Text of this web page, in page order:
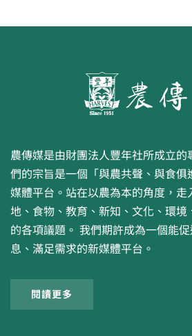
農傳媒是由財團法人豐年社所成立
們的宗旨是一個「與農共聲、與食
媒體平台。站在以農為本的角度，
地、食物、教育、新知、文化、環
的各項議題。 我們期許成為一個能
息、滿足需求的新媒體平台。
閱讀更多